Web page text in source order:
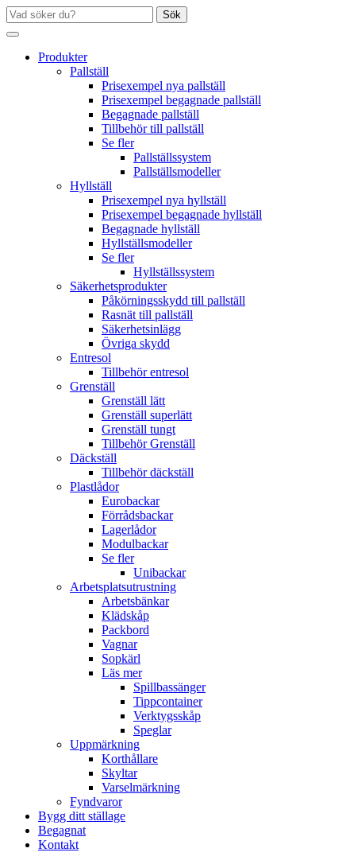
Sök
Produkter
Pallställ
Prisexempel nya pallställ
Prisexempel begagnade pallställ
Begagnade pallställ
Tillbehör till pallställ
Se fler
Pallställssystem
Pallställsmodeller
Hyllställ
Prisexempel nya hyllställ
Prisexempel begagnade hyllställ
Begagnade hyllställ
Hyllställsmodeller
Se fler
Hyllställssystem
Säkerhetsprodukter
Påkörningsskydd till pallställ
Rasnät till pallställ
Säkerhetsinlägg
Övriga skydd
Entresol
Tillbehör entresol
Grenställ
Grenställ lätt
Grenställ superlätt
Grenställ tungt
Tillbehör Grenställ
Däckställ
Tillbehör däckställ
Plastlådor
Eurobackar
Förrådsbackar
Lagerlådor
Modulbackar
Se fler
Unibackar
Arbetsplatsutrustning
Arbetsbänkar
Klädskåp
Packbord
Vagnar
Sopkärl
Läs mer
Spillbassänger
Tippcontainer
Verktygsskåp
Speglar
Uppmärkning
Korthållare
Skyltar
Varselmärkning
Fyndvaror
Bygg ditt ställage
Begagnat
Kontakt